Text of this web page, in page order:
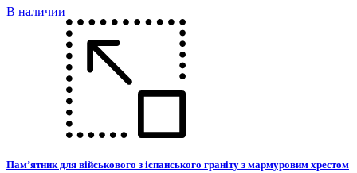
В наличии
Пам’ятник для військового з іспанського граніту з мармуровим хрестом